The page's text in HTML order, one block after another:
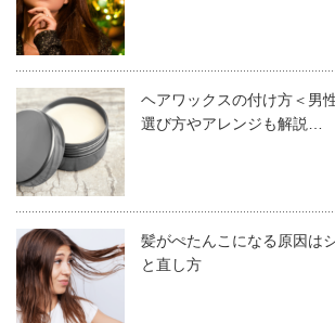
N atural
Nuance
Nature
N eeds
Noble
Normal
New
ヘアブランドとしても親しみやすく髪に
が高いカラーはブルー系です。
おしゃれ染めだけでなく、グレイファッ
るので白髪が気になってきた方にもおす
ナプラ エヌドットカラー ファ
ェード F-FAs14
ヘアワックスの付け方＜男
選び方やアレンジも解説…
髪がぺたんこになる原因は
と直し方